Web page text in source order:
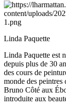
Linda Paquette
Linda Paquette est
depuis plus de 30
des cours de
monde des peintres
Bruno Côté aux
introduite aux